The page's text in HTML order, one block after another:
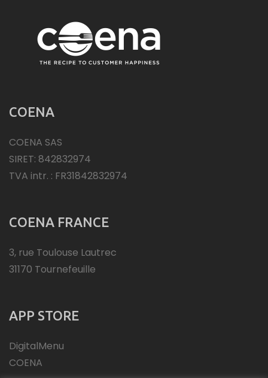
COENA
COENA SAS
SIRET: 842832974
TVA intr. : FR31842832974
COENA FRANCE
3, rue Toulouse Lautrec
31170 Tournefeuille
APP STORE
DigitalMenu
COENA